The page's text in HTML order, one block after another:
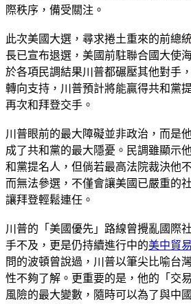
際秩序，備受關注。
此次美國大選，尋求捲土重來的前總
長已宣布退選，美國前駐聯合國大使
於各項民調結果川普都碾壓其他對手
轉向支持，川普預計將能贏得共和黨
再次和拜登交手。
川普眼前的最大障礙並非政治，而是
成了共和黨的最大隱憂。民調雖顯示
和黨提名人，但倘若最高法院裁決他
而無法參選，不僅會讓美國已嚴重的
讓拜登輕鬆連任。
川普的「美國優先」路線曾攪亂國際
手不及，更是仍持續進行中的美中貿
問的波頓曾說過，川普以筆尖比喻台
性不夠了解。更重要的是，他的「交
風險的最大變數，隨時可以為了與中